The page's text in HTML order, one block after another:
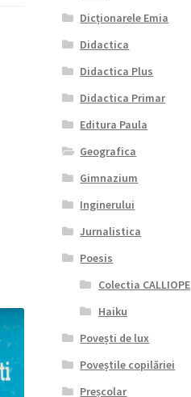
Dicționarele Emia
Didactica
Didactica Plus
Didactica Primar
Editura Paula
Geografica
Gimnazium
Inginerului
Jurnalistica
Poesis
Colectia CALLIOPE
Haiku
Povești de lux
Poveștile copilăriei
Preșcolar